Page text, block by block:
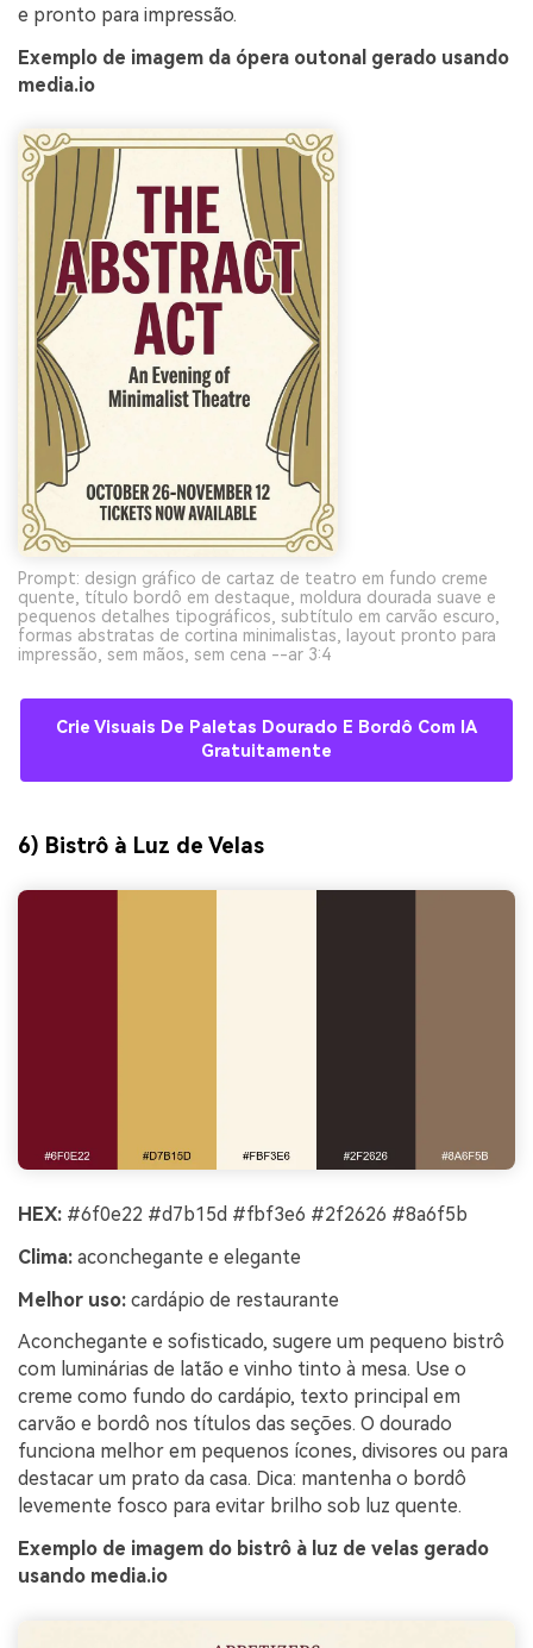
e pronto para impressão.
Exemplo de imagem da ópera outonal gerado usando
media.io
Prompt: design gráfico de cartaz de teatro em fundo creme
quente, título bordô em destaque, moldura dourada suave e
pequenos detalhes tipográficos, subtítulo em carvão escuro,
formas abstratas de cortina minimalistas, layout pronto para
impressão, sem mãos, sem cena --ar 3:4
Crie Visuais De Paletas Dourado E Bordô Com IA
Gratuitamente
6) Bistrô à Luz de Velas
HEX: #6f0e22 #d7b15d #fbf3e6 #2f2626 #8a6f5b
Clima: aconchegante e elegante
Melhor uso: cardápio de restaurante
Aconchegante e sofisticado, sugere um pequeno bistrô
com luminárias de latão e vinho tinto à mesa. Use o
creme como fundo do cardápio, texto principal em
carvão e bordô nos títulos das seções. O dourado
funciona melhor em pequenos ícones, divisores ou para
destacar um prato da casa. Dica: mantenha o bordô
levemente fosco para evitar brilho sob luz quente.
Exemplo de imagem do bistrô à luz de velas gerado
usando media.io